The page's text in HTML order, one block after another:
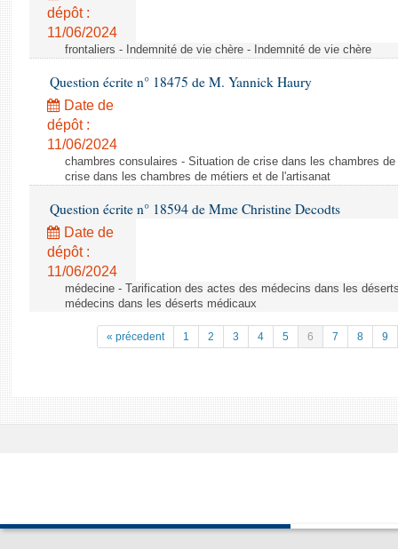
dépôt :
11/06/2024
frontaliers - Indemnité de vie chère - Indemnité de vie chère
Question écrite n° 18475 de M. Yannick Haury
Date de
dépôt :
11/06/2024
chambres consulaires - Situation de crise dans les chambres
crise dans les chambres de métiers et de l'artisanat
Question écrite n° 18594 de Mme Christine Decodts
Date de
dépôt :
11/06/2024
médecine - Tarification des actes des médecins dans les
médecins dans les déserts médicaux
« précedent 1 2 3 4 5 6 7 8 9